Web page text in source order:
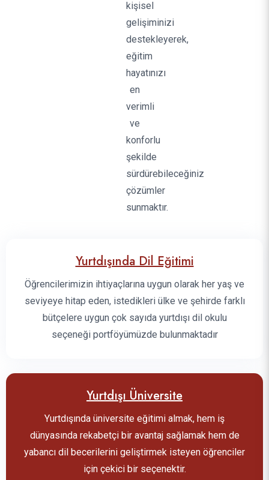
kişisel
gelişiminizi
destekleyerek,
eğitim
hayatınızı
en
verimli
ve
konforlu
şekilde
sürdürebileceğiniz
çözümler
sunmaktır.
Yurtdışında Dil Eğitimi
Öğrencilerimizin ihtiyaçlarına uygun olarak her yaş ve
seviyeye hitap eden, istedikleri ülke ve şehirde farklı
bütçelere uygun çok sayıda yurtdışı dil okulu
seçeneği portföyümüzde bulunmaktadır
Yurtdışı Üniversite
Yurtdışında üniversite eğitimi almak, hem iş
dünyasında rekabetçi bir avantaj sağlamak hem de
yabancı dil becerilerini geliştirmek isteyen öğrenciler
için çekici bir seçenektir.